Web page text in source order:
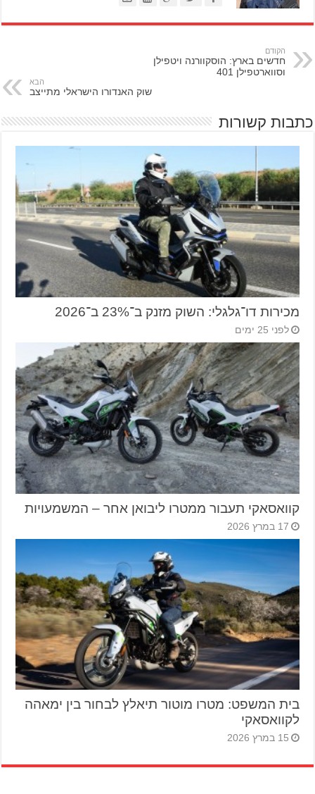
הקודם
חדשים בארץ: הוסקוורנה ויטפילן
וסווארטפילן 401
הבא
שוק האנדורו הישראלי מתייצב
כתבות קשורות
מכירות דו־גלגלי: השוק מזנק ב־23% ב־2026
לפני 25 ימים
קוואסאקי תעבור ממטרו ליבואן אחר – המשמעויות
17 במרץ 2026
בית המשפט: מטרו מוטור תיאלץ לבחור בין ימאהה
לקוואסאקי
15 במרץ 2026